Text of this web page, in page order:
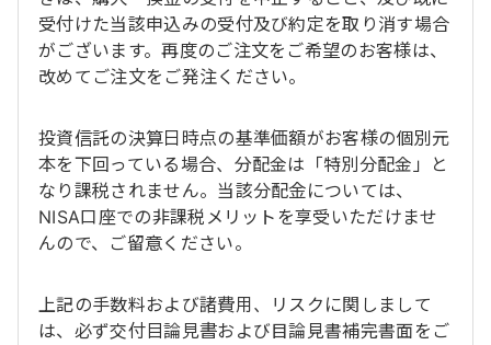
受付けた当該申込みの受付及び約定を取り消す場合
がございます。再度のご注文をご希望のお客様は、
改めてご注文をご発注ください。
投資信託の決算日時点の基準価額がお客様の個別元
本を下回っている場合、分配金は「特別分配金」と
なり課税されません。当該分配金については、
NISA口座での非課税メリットを享受いただけませ
んので、ご留意ください。
上記の手数料および諸費用、リスクに関しまして
は、必ず交付目論見書および目論見書補完書面をご